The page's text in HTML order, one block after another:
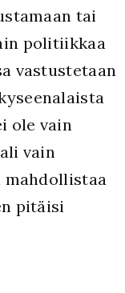
tai
politiikkaa
vastustetaan
ole vain
vain
mahdollistaa
pitäisi